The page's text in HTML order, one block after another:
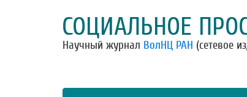
СОЦИАЛЬНОЕ
Научный журнал ВолНЦ РАН (сетевое